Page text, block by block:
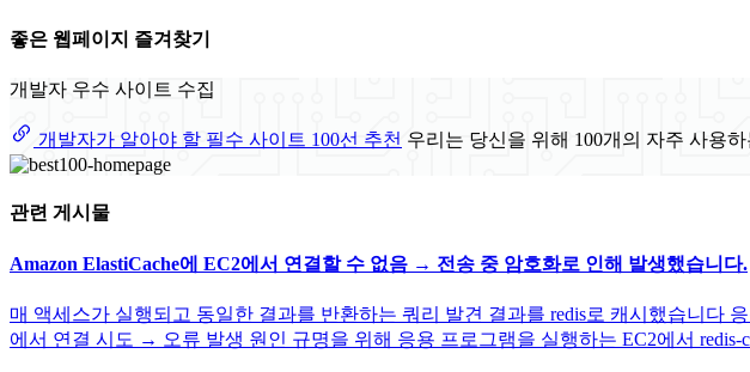
좋은 웹페이지 즐겨찾기
개발자 우수 사이트 수집
개발자가 알아야 할 필수 사이트 100선 추천 우리는 당신을 위해 100개의 자주 사용
관련 게시물
Amazon ElastiCache에 EC2에서 연결할 수 없음 → 전송 중 암호화로 인해 발생했습니다.
매 액세스가 실행되고 동일한 결과를 반환하는 쿼리 발견 결과를 redis로 캐시했습니다
에서 연결 시도 → 오류 발생 원인 규명을 위해 응용 프로그램을 실행하는 EC2에서